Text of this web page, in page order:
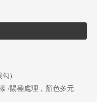
勾)
/陽極處理，顏色多元